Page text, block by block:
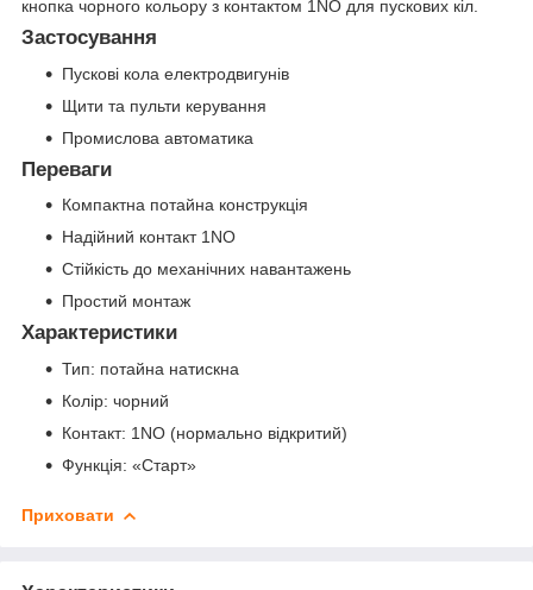
кнопка чорного кольору з контактом 1NO для пускових кіл.
Застосування
Пускові кола електродвигунів
Щити та пульти керування
Промислова автоматика
Переваги
Компактна потайна конструкція
Надійний контакт 1NO
Стійкість до механічних навантажень
Простий монтаж
Характеристики
Тип: потайна натискна
Колір: чорний
Контакт: 1NO (нормально відкритий)
Функція: «Старт»
Приховати